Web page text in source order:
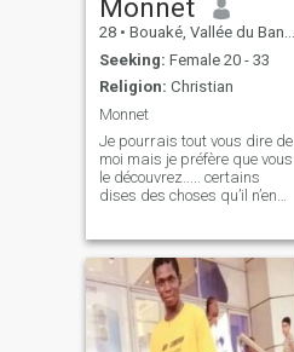
Monnet
28 • Bouaké, Vallée du Bandama, Cote d'Ivoire
Seeking: Female 20 - 33
Religion: Christian
Monnet
Je pourrais tout vous dire de
moi mais je préfère que vous
le découvrez..... certains
dises des choses qu’il n’en
toutes les informations me
concernant...je suis très franc
et je ne ment pas beaucoup